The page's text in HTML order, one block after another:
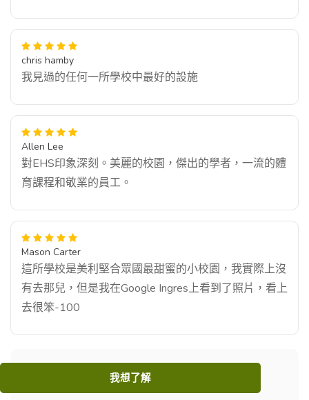
chris hamby
我見過的任何一所學校中最好的設施
Allen Lee
對EHS印象深刻。美麗的校園，傑出的學者，一流的體
育課程和敬業的員工。
Mason Carter
這所學校是美利堅合眾國最甜蜜的小校園，我實際上沒
有去那兒，但是我在Google Ingres上看到了照片，看上
去很笨-100
我想了解